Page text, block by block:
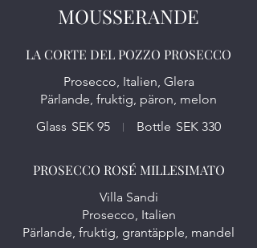
MOUSSERANDE
LA CORTE DEL POZZO PROSECCO
Prosecco, Italien, Glera
Pärlande, fruktig, päron, melon
Glass SEK 95 Bottle SEK 330
PROSECCO ROSÉ MILLESIMATO
Villa Sandi
Prosecco, Italien